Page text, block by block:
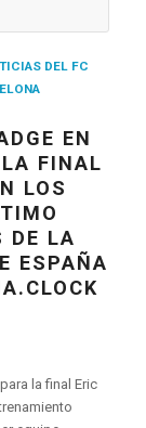
DEL FC
EN
FINAL
LOS
DE LA
ESPAÑA
la final Eric